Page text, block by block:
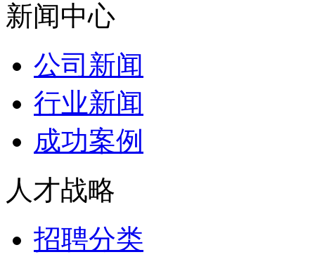
新闻中心
公司新闻
行业新闻
成功案例
人才战略
招聘分类